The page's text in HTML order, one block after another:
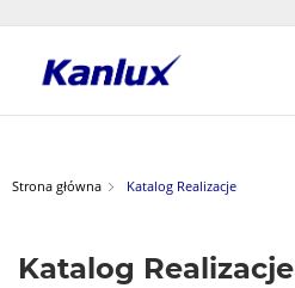
główna
Strona główna Katalog Realizacje
Katalog Realizacje